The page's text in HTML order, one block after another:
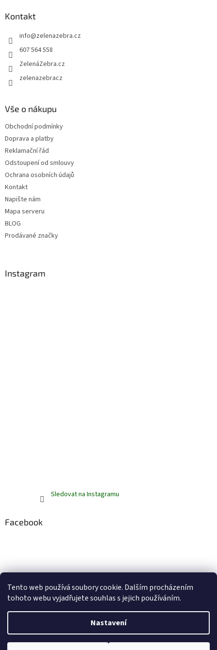
Tento web používá soubory cookie. Dalším procházením
tohoto webu vyjadřujete souhlas s jejich používáním.
Nastavení
Kontakt
info@zelenazebra.cz
607 564 558
ZelenáZebra.cz
zelenazebracz
Vše o nákupu
Obchodní podmínky
Doprava a platby
Reklamační řád
Odstoupení od smlouvy
Ochrana osobních údajů
Kontakt
Napište nám
Mapa serveru
BLOG
Prodávané značky
Instagram
Sledovat na Instagramu
Facebook
Copyright 2026ZelenáZebra.cz. Všechna práva vyhrazena.Upravit